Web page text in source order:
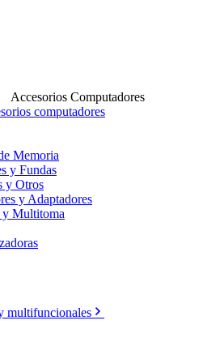
Accesorios Computadores
computadores
Memoria
y Fundas
y Otros
y Adaptadores
y Multitoma
multifuncionales